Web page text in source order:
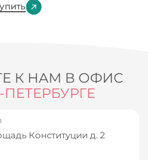
К НАМ В ОФИС
ПЕТЕРБУРГЕ
Конституции д. 2